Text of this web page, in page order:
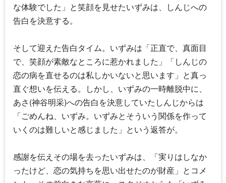
な体験でした」と笑顔を見せたいずみは、しんじへの
告白を決意する。
そして迎えた告白タイム。いずみは「正直で、真面目
で、笑顔が素敵なところに惹かれました」「しんじの
恋の病を直せるのは私しかいないと思います」と真っ
直ぐ想いを伝える。しかし、いずみの一時離脱中に、
あさ(神谷明采)への告白を決意していたしんじからは
「ごめんね、いずみ。いずみとそういう関係を作って
いくのは難しいと感じました」という返答が。
感謝を伝えその場を去ったいずみは、「実りはしなか
ったけど、恋の気持ちを思い出せたのが財産」とコメ